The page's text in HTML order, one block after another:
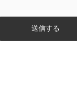
、お客様等から事前